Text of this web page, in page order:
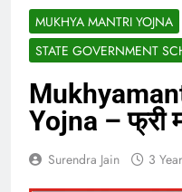
MUKHYA MANTRI YOJNA
STATE GOVERNMENT
Yojna – फ्री
Surendra Jain 3